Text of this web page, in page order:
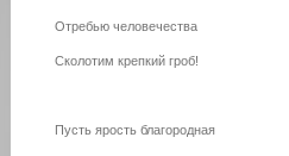
Отребью человечества
Сколотим крепкий гроб!
Пусть ярость благородная